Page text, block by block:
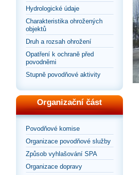
Hydrologické údaje
Charakteristika ohrožených
objektů
Druh a rozsah ohrožení
Opatření k ochraně před
povodněmi
Stupně povodňové aktivity
Organizační část
Povodňové komise
Organizace povodňové služby
Způsob vyhlašování SPA
Organizace dopravy